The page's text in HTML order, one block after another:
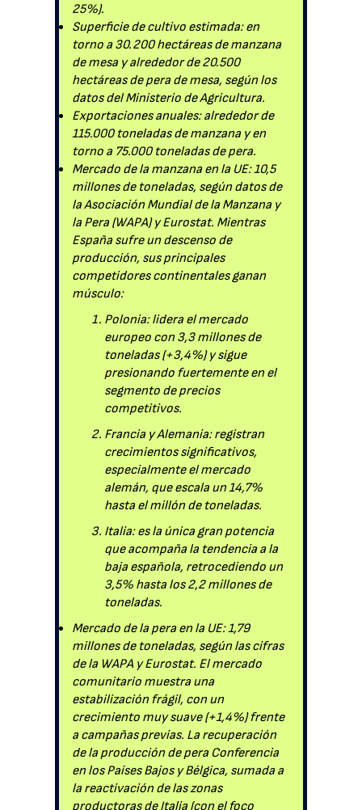
25%).
Superficie de cultivo estimada: en
torno a 30.200 hectáreas de manzana
de mesa y alrededor de 20.500
hectáreas de pera de mesa, según los
datos del Ministerio de Agricultura.
Exportaciones anuales: alrededor de
115.000 toneladas de manzana y en
torno a 75.000 toneladas de pera.
Mercado de la manzana en la UE: 10,5
millones de toneladas, según datos de
la Asociación Mundial de la Manzana y
la Pera (WAPA) y Eurostat. Mientras
España sufre un descenso de
producción, sus principales
competidores continentales ganan
músculo:
Polonia: lidera el mercado
europeo con 3,3 millones de
toneladas (+3,4%) y sigue
presionando fuertemente en el
segmento de precios
competitivos.
Francia y Alemania: registran
crecimientos significativos,
especialmente el mercado
alemán, que escala un 14,7%
hasta el millón de toneladas.
Italia: es la única gran potencia
que acompaña la tendencia a la
baja española, retrocediendo un
3,5% hasta los 2,2 millones de
toneladas.
Mercado de la pera en la UE: 1,79
millones de toneladas, según las cifras
de la WAPA y Eurostat. El mercado
comunitario muestra una
estabilización frágil, con un
crecimiento muy suave (+1,4%) frente
a campañas previas. La recuperación
de la producción de pera Conferencia
en los Países Bajos y Bélgica, sumada a
la reactivación de las zonas
productoras de Italia (con el foco